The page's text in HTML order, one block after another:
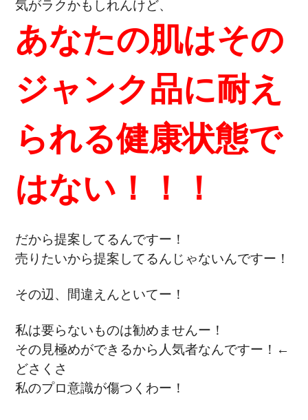
気がラクかもしれんけど、
あなたの肌はその
ジャンク品に耐え
られる健康状態で
はない！！！
だから提案してるんですー！
売りたいから提案してるんじゃないんですー！
その辺、間違えんといてー！
私は要らないものは勧めませんー！
その見極めができるから人気者なんですー！←
どさくさ
私のプロ意識が傷つくわー！